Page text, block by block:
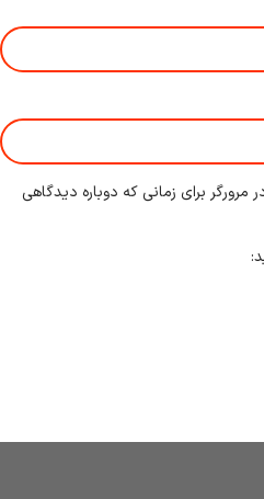
برای زمانی که دوباره دیدگاهی